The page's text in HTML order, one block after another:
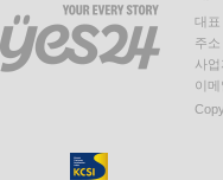
대표
주
사
이